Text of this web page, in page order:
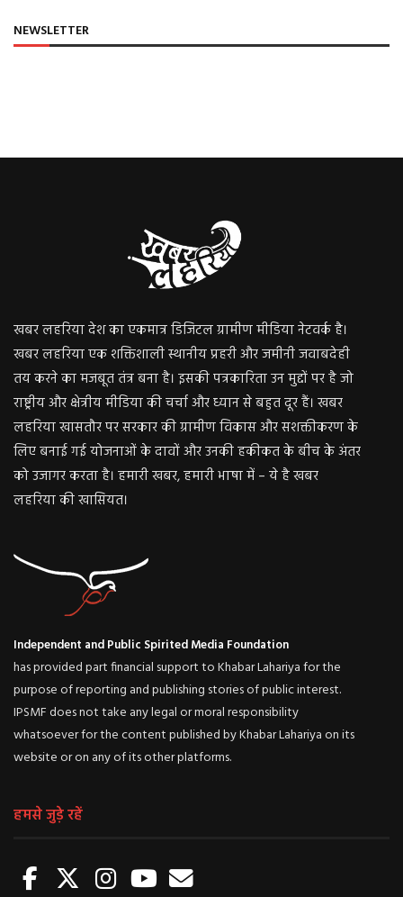
NEWSLETTER
खबर लहरिया देश का एकमात्र डिजिटल ग्रामीण मीडिया नेटवर्क है।
खबर लहरिया एक शक्तिशाली स्थानीय प्रहरी और जमीनी जवाबदेही
तय करने का मजबूत तंत्र बना है। इसकी पत्रकारिता उन मुद्दों पर है जो
राष्ट्रीय और क्षेत्रीय मीडिया की चर्चा और ध्यान से बहुत दूर हैं। खबर
लहरिया खासतौर पर सरकार की ग्रामीण विकास और सशक्तीकरण के
लिए बनाई गई योजनाओं के दावों और उनकी हकीकत के बीच के अंतर
को उजागर करता है। हमारी खबर, हमारी भाषा में – ये है खबर
लहरिया की खासियत।
Independent and Public Spirited Media Foundation
has provided part financial support to Khabar Lahariya for the
purpose of reporting and publishing stories of public interest.
IPSMF does not take any legal or moral responsibility
whatsoever for the content published by Khabar Lahariya on its
website or on any of its other platforms.
हमसे जुड़े रहें